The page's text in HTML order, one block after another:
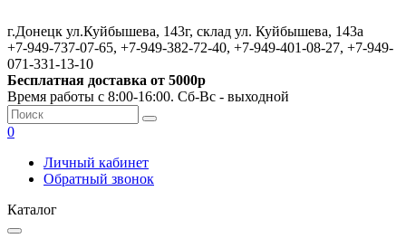
г.Донецк ул.Куйбышева, 143г, склад ул. Куйбышева, 143а
+7-949-737-07-65, +7-949-382-72-40, +7-949-401-08-27, +7-949-
071-331-13-10
Бесплатная доставка от 5000р
Время работы с 8:00-16:00. Сб-Вс - выходной
0
Личный кабинет
Обратный звонок
Каталог